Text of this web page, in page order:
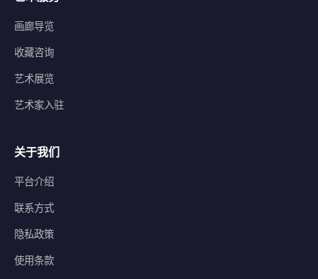
画廊导览
收藏咨询
艺术展览
艺术家入驻
关于我们
平台介绍
联系方式
隐私政策
使用条款